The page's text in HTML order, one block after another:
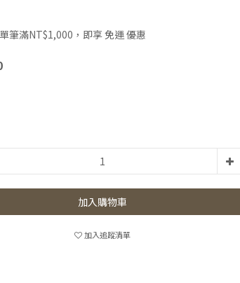
筆滿NT$1,000，即享 免運 優惠
加入購物車
加入追蹤清單